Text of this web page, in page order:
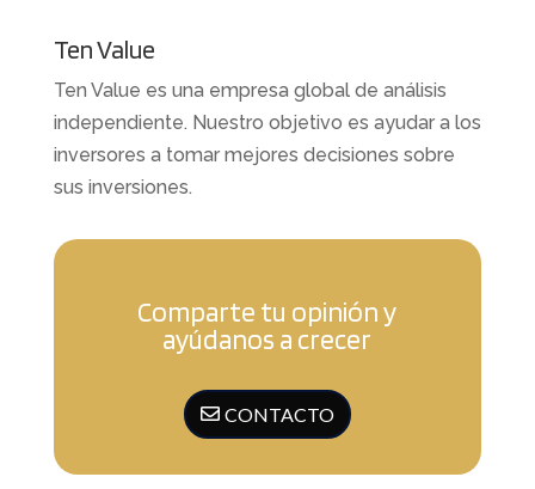
Ten Value
Ten Value es una empresa global de análisis
independiente. Nuestro objetivo es ayudar a los
inversores a tomar mejores decisiones sobre
sus inversiones.
Comparte tu opinión y
ayúdanos a crecer
CONTACTO